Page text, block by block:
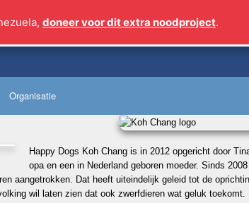
Organisatie
Happy Dogs Koh Chang is in 2012 opgericht door
opa en een in Nederland geboren moeder. Sinds
aangetrokken. Dat heeft uiteindelijk geleid tot de
wil laten zien dat ook zwerfdieren wat geluk toekomt.
doneer voor dit extra noodproject.